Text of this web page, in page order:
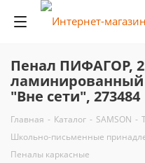
Пенал ПИФАГОР,
ламинированный
"Вне сети", 273484
Главная - Каталог - SAMSON -
Школьно-письменные
Пеналы каркасные